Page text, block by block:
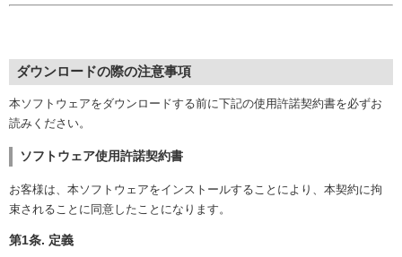
ダウンロードの際の注意事項
本ソフトウェアをダウンロードする前に下記の使用許諾契約書を必ずお
読みください。
ソフトウェア使用許諾契約書
お客様は、本ソフトウェアをインストールすることにより、本契約に拘
束されることに同意したことになります。
第1条. 定義